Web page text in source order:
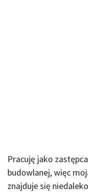
Pracuję jako
budowlanej, więc
znajduje się